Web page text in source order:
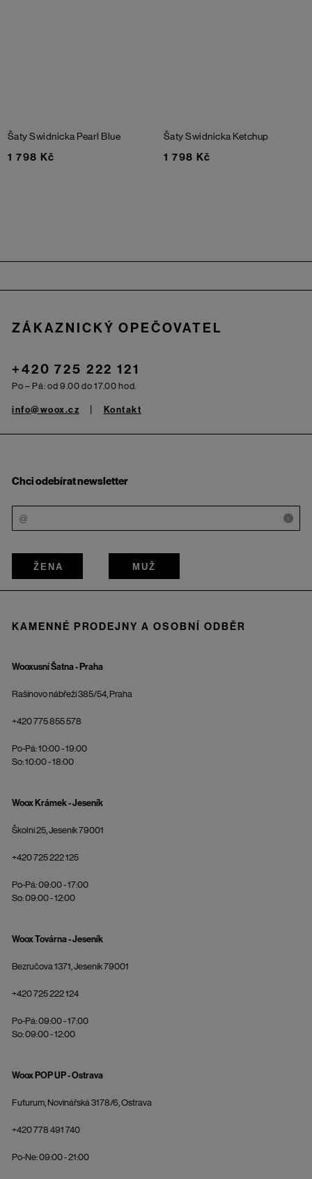
Šaty Swidnicka Pearl Blue
1 798 Kč
Šaty Swidnicka Ketchup
1 798 Kč
ZÁKAZNICKÝ OPEČOVATEL
+420 725 222 121
Po – Pá: od 9.00 do 17.00 hod.
info@woox.cz Kontakt
Chci odebírat newsletter
i
ŽENA MUŽ
KAMENNÉ PRODEJNY A OSOBNÍ ODBĚR
Wooxusní Šatna - Praha
Rašínovo nábřeží 385/54, Praha
+420 775 855 578
Po-Pá: 10:00 - 19:00
So: 10:00 - 18:00
Woox Krámek - Jeseník
Školní 25, Jeseník 79001
+420 725 222 125
Po-Pá: 09:00 - 17:00
So: 09:00 - 12:00
Woox Továrna - Jeseník
Bezručova 1371, Jeseník 79001
+420 725 222 124
Po-Pá: 09:00 - 17:00
So: 09:00 - 12:00
Woox POP UP - Ostrava
Futurum, Novinářská 3178/6, Ostrava
+420 778 491 740
Po-Ne: 09:00 - 21:00